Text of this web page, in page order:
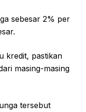
sebesar 2% per
kredit, pastikan
masing-masing
tersebut